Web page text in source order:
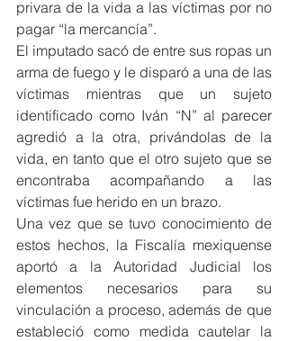
privara de la vida a las víctimas por no
pagar “la mercancía”.
El imputado sacó de entre sus ropas un
arma de fuego y le disparó a una de las
víctimas mientras que un sujeto
identificado como Iván “N” al parecer
agredió a la otra, privándolas de la
vida, en tanto que el otro sujeto que se
encontraba acompañando a las
víctimas fue herido en un brazo.
Una vez que se tuvo conocimiento de
estos hechos, la Fiscalía mexiquense
aportó a la Autoridad Judicial los
elementos necesarios para su
vinculación a proceso, además de que
estableció como medida cautelar la